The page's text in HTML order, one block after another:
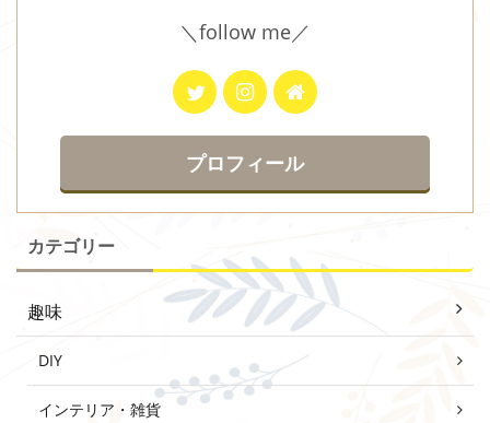
＼follow me／
プロフィール
カテゴリー
趣味
DIY
インテリア・雑貨